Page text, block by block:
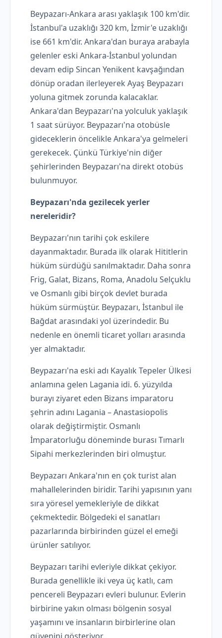
Beypazarı-Ankara arası yaklaşık 100 km'dir.
İstanbul'a uzaklığı 320 km, İzmir'e uzaklığı
ise 661 km'dir. Ankara'dan buraya arabayla
gelenler eski Ankara-İstanbul yolundan
devam edip Sincan Yenikent kavşağından
dönüp oradan ilerleyerek Ayaş Beypazarı
yoluna gitmek zorunda kalacaklar.
Ankara'dan Beypazarı'na yolculuk yaklaşık
1 saat sürüyor. Beypazarı'na otobüsle
gideceklerin öncelikle Ankara'ya gelmeleri
gerekecek. Çünkü Türkiye'nin diğer
şehirlerinden Beypazarı'na direkt otobüs
bulunmuyor.
Beypazarı'nda gezilecek yerler
nereleridir?
Beypazarı'nın tarihi çok eskilere
dayanmaktadır. Burada ilk olarak Hititlerin
hüküm sürdüğü sanılmaktadır. Daha sonra
Frig, Galat, Bizans, Roma, Anadolu Selçuklu
ve Osmanlı gibi birçok devlet burada
hüküm sürmüştür. Beypazarı, İstanbul ile
Bağdat arasındaki yol üzerindedir. Bu
nedenle en önemli ticaret yolları arasında
yer almaktadır.
Beypazarı'na eski adı Kayalık Tepeler Ülkesi
anlamına gelen Lagania idi. 6. yüzyılda
burayı ziyaret eden Bizans imparatoru
şehrin adını Lagania – Anastasiopolis
olarak değiştirmiştir. Osmanlı
İmparatorluğu döneminde burası Tımarlı
Sipahi merkezlerinden biri olmuştur.
Beypazarı Ankara'nın en çok turist alan
mahallelerinden biridir. Tarihi yapısının yanı
sıra yöresel yemekleriyle de dikkat
çekmektedir. Bölgedeki el sanatları
pazarlarında birbirinden güzel el emeği
ürünler satılıyor.
Beypazarı tarihi evleriyle dikkat çekiyor.
Burada genellikle iki veya üç katlı, cam
pencereli Beypazarı evleri bulunur. Evlerin
birbirine yakın olması bölgenin sosyal
yaşamını ve insanların birbirlerine olan